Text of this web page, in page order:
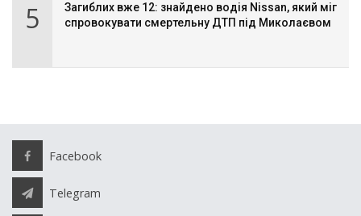
5
Загиблих вже 12: знайдено водія Nissan, який міг
спровокувати смертельну ДТП під Миколаєвом
Facebook
Telegram